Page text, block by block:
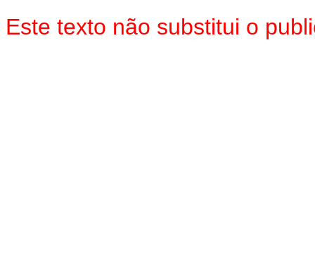
Este texto não substitui o